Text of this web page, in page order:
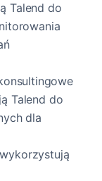
Talend do
Talend do
dla